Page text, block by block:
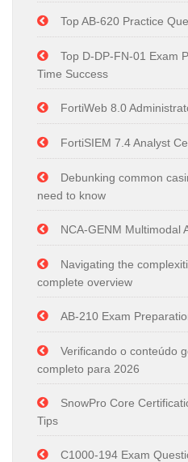
Top AB-620 Practice
Top D-DP-FN-01 Exam
Time Success
FortiWeb 8.0
FortiSIEM 7.4 Analyst
Debunking common
need to know
NCA-GENM Multimodal
Navigating the
complete overview
AB-210 Exam
Verificando o conteúdo
completo para 2026
SnowPro Core
Tips
C1000-194 Exam